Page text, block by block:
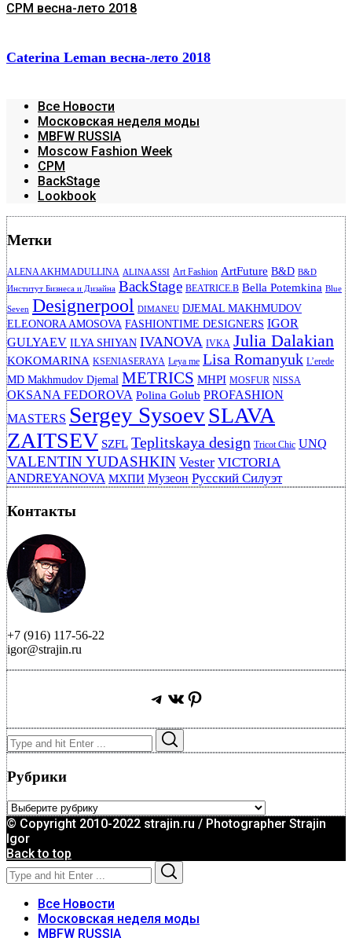
CPM весна-лето 2018
Caterina Leman весна-лето 2018
Все Новости
Московская неделя моды
MBFW RUSSIA
Moscow Fashion Week
CPM
BackStage
Lookbook
Метки
ALENA AKHMADULLINA ALINA ASSI Art Fashion ArtFuture B&D B&D
Институт Бизнеса и Дизайна BackStage BEATRICE.B Bella Potemkina Blue
Seven Designerpool DIMANEU DJEMAL MAKHMUDOV
ELEONORA AMOSOVA FASHIONTIME DESIGNERS IGOR
GULYAEV ILYA SHIYAN IVANOVA IVKA Julia Dalakian
KOKOMARINA KSENIASERAYA Leya me Lisa Romanyuk L’erede
MD Makhmudov Djemal METRICS MHPI MOSFUR NISSA
OKSANA FEDOROVA Polina Golub PROFASHION
MASTERS Sergey SysoevSLAVA
ZAITSEV SZFL Teplitskaya design Tricot Chic UNQ
VALENTIN YUDASHKIN Vester VICTORIA
ANDREYANOVA МХПИ Музеон Русский Силуэт
Контакты
+7 (916) 117-56-22
igor@strajin.ru
Telegram
ВКонтакте
Pinterest
Search
for:
Рубрики
Рубрики
© Copyright 2010-2022 strajin.ru / Photographer Strajin
Igor
Back to top
Search
for:
Все Новости
Московская неделя моды
MBFW RUSSIA